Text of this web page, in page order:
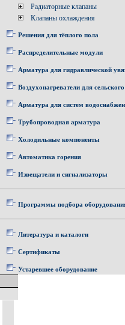
Радиаторные клапаны
Клапаны охлаждения
Решения для тёплого пола
Распределительные модули
Арматура для гидравлической
Воздухонагреватели для
Арматура для систем
Трубопроводная арматура
Холодильные компоненты
Автоматика горения
Извещатели и сигнализаторы
Программы подбора
Литература и каталоги
Сертификаты
Устаревшее оборудование